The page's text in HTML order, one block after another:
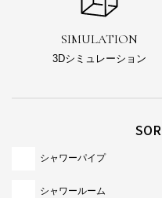
SIMULATION
3Dシミュレーション
シャワーパイプ
シャワールーム